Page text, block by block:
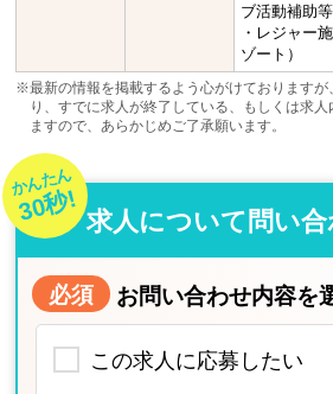
ブ活動補助
・レジャー
ゾート）
※最新の情報を掲載するよう心がけておりますが
り、すでに求人が終了している、もしくは求
ますので、あらかじめご了承願います。
かんたん
30秒! 求人について問い合
必須 お問い合わせ内容を
この求人に応募したい